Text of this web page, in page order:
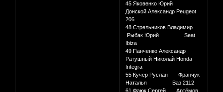
45 Яковенко Юрий
Донской Александр Peugeot
206
48 Стрельников Владимир
Рыбак Юрий Seat
Ibiza
49 Панченко Александр
Ратушный Николай Honda
Integra
55 Кучер Руслан Франчук
Наталья Ваз 2112
61 Фаюк Сергей Артёмов